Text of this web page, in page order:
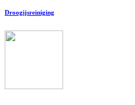
Droogijsreiniging